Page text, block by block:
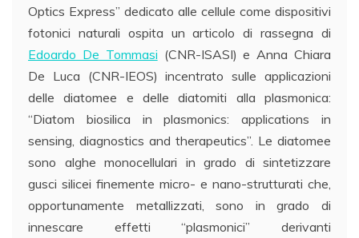
Optics Express” dedicato alle cellule come dispositivi
fotonici naturali ospita un articolo di rassegna di
Edoardo De Tommasi (CNR-ISASI) e Anna Chiara
De Luca (CNR-IEOS) incentrato sulle applicazioni
delle diatomee e delle diatomiti alla plasmonica:
“Diatom biosilica in plasmonics: applications in
sensing, diagnostics and therapeutics”. Le diatomee
sono alghe monocellulari in grado di sintetizzare
gusci silicei finemente micro- e nano-strutturati che,
opportunamente metallizzati, sono in grado di
innescare effetti “plasmonici” derivanti